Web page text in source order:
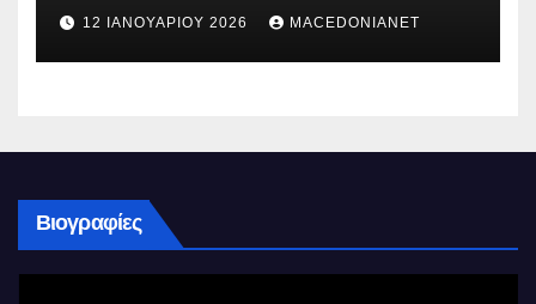
12 ΙΑΝΟΥΑΡΊΟΥ 2026 MACEDONIANET
Βιογραφίες